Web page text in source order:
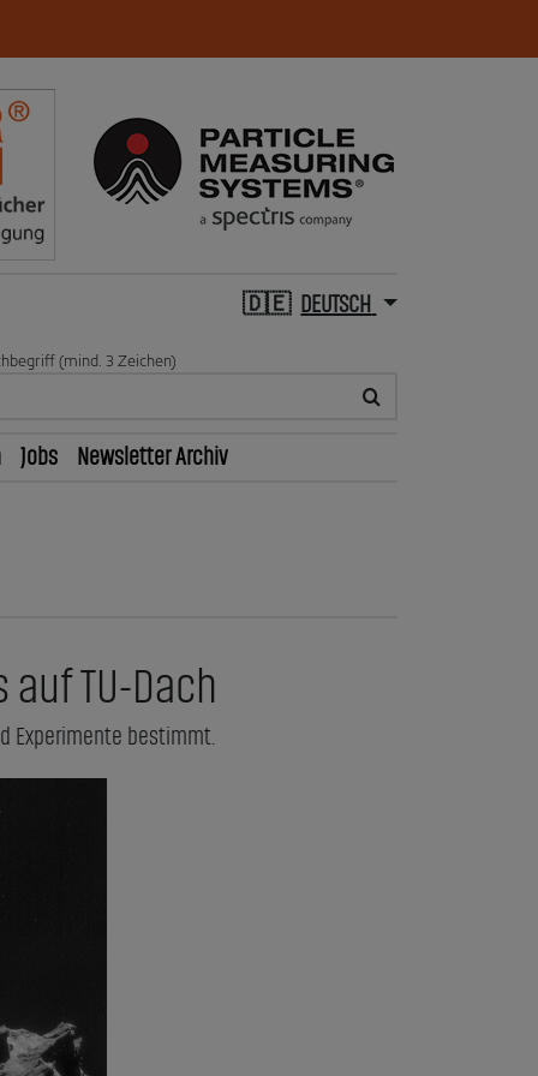
DEUTSCH
(mind. 3 Zeichen)
Jobs Newsletter Archiv
TU-Dach
Experimente bestimmt.